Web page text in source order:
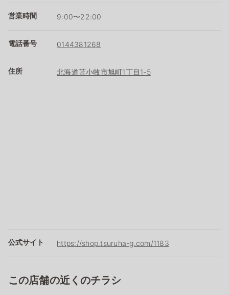
営業時間 9:00〜22:00
電話番号 0144381268
住所 北海道苫小牧市旭町1丁目1-5
公式サイト https://shop.tsuruha-g.com/1183
この店舗の近くのチラシ